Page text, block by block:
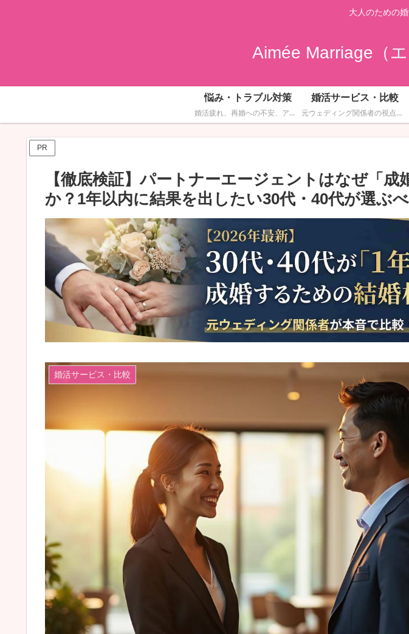
大人のための
Aimée Marriage（
悩み・トラブル対策
婚活疲れ、再婚への不安、アプリでの詐欺被害、金銭感覚の不一致など。誰にも相談できない婚活の深い悩みに寄り添い、具体的な解決策を提示します。一人で抱え込まず、リスクを回避しながら幸せなゴールを目指すための安全ガイドです。
婚活サービス・比較
元ウェディング関係者の視点で、数ある結婚相談所やマッチングアプリの中から「30代・40代が本当に成果を出せるサービス」だけを厳選してレビュー。成婚率、料金の透明性、サポートの質などを徹底比較し、あなたに最適な”戦う場所”選びをサポートします。
PR
【徹底検証】パートナーエージェントはなぜ「成
か？1年以内に結果を出したい30代・40代が選ぶ
婚活サービス・比較